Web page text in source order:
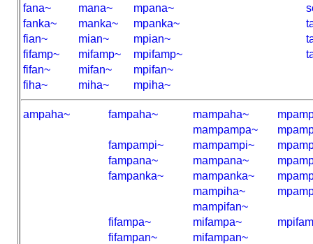
fana~
mana~ mpana~
fanka~
manka~ mpanka~
fian~
mian~ mpian~
fifamp~
mifamp~ mpifamp~
fifan~
mifan~
mpifan~
fiha~
miha~ mpiha~
ampaha~ fampaha~ mampaha~
mampampa~
fampampi~
mampampi~
fampana~
mampana~
fampanka~
mampanka~
mampiha~
mampifan~
fifampa~
mifampa~
fifampan~
mifampan~